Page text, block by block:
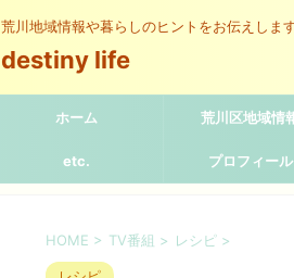
荒川地域情報や暮らしのヒントをお伝えしま
destiny life
ホーム 荒川区地域情
etc. プロフィール
HOME > TV番組 > レシピ >